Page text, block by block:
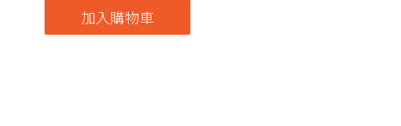
加入購物車